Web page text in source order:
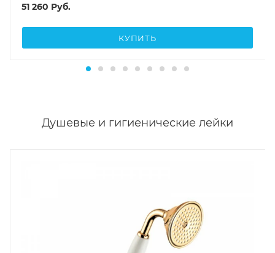
51 260 Руб.
КУПИТЬ
Душевые и гигиенические лейки